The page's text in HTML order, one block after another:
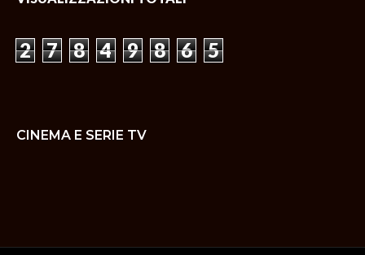
2 7 8 4 9 8 6 5
CINEMA E SERIE TV